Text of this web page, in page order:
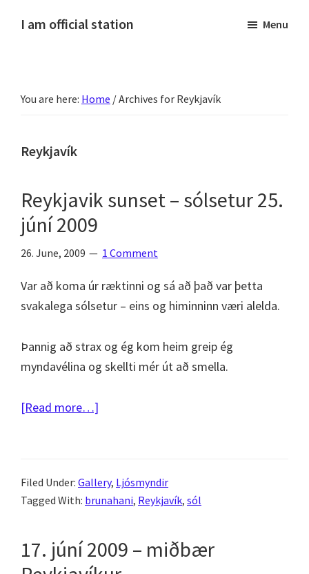
I am official station
fréttir
og
skemmtilegt
:)
Menu
You are here: Home /Archives for Reykjavík
Reykjavík
Reykjavik sunset – sólsetur 25.
júní 2009
26. June, 2009 1 Comment
Var að koma úr ræktinni og sá að það var þetta
svakalega sólsetur – eins og himinninn væri alelda.
Þannig að strax og ég kom heim greip ég
myndavélina og skellti mér út að smella.
[Read more…]
sólsetur
25.
2009
Filed Under: Gallery, Ljósmyndir
Tagged With: brunahani, Reykjavík, sól
17. júní 2009 – miðbær